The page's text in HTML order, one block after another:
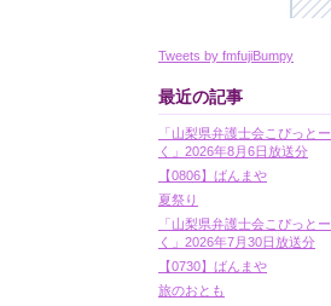
Tweets by fmfujiBumpy
最近の記事
「山梨県弁護士会こぴっとー
く」2026年8月6日放送分
【0806】ばんまや
夏祭り
「山梨県弁護士会こぴっとー
く」2026年7月30日放送分
【0730】ばんまや
旅のおとも